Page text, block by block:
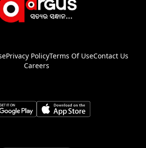
Privacy PolicyTerms Of UseContact Us
Careers